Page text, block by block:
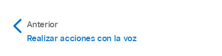
Anterior
Realizar acciones con la voz